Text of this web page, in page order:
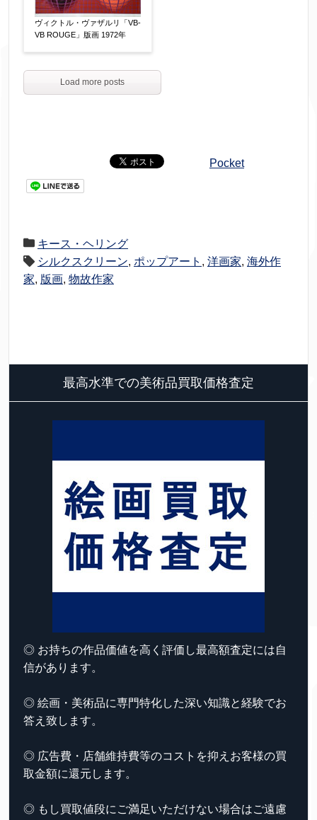
ヴィクトル・ヴァザルリ「VB-
VB ROUGE」版画 1972年
Load more posts
Pocket
キース・ヘリング
シルクスクリーン, ポップアート , 洋画家, 海外作
家, 版画, 物故作家
最高水準での美術品買取価格査定
◎ お持ちの作品価値を高く評価し最高額査定には自
信があります。
◎ 絵画・美術品に専門特化した深い知識と経験でお
答え致します。
◎ 広告費・店舗維持費等のコストを抑えお客様の買
取金額に還元します。
◎ もし買取値段にご満足いただけない場合はご遠慮